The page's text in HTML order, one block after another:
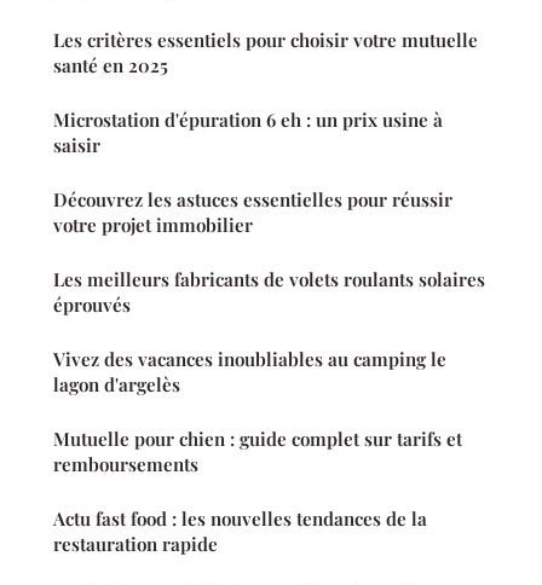
Les critères essentiels pour choisir votre mutuelle
santé en 2025
Microstation d'épuration 6 eh : un prix usine à
saisir
Découvrez les astuces essentielles pour réussir
votre projet immobilier
Les meilleurs fabricants de volets roulants solaires
éprouvés
Vivez des vacances inoubliables au camping le
lagon d'argelès
Mutuelle pour chien : guide complet sur tarifs et
remboursements
Actu fast food : les nouvelles tendances de la
restauration rapide